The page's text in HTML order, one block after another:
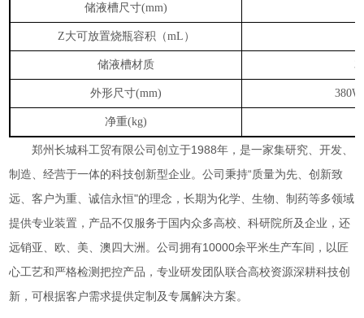
储液槽尺寸(mm)
Z大可放置烧瓶容积（mL ）
储液槽材质
外形尺寸(mm)
净重(kg)
郑州长城科工贸有限公司创立于1988年，是一家集研究、开发、
制造、经营于一体的科技创新型企业。公司秉持“质量为先、创新致
远、客户为重、诚信永恒"的理念，长期为化学、生物、制药等多领域
提供专业装置，产品不仅服务于国内众多高校、科研院所及企业，还
远销亚、欧、美、澳四大洲。公司拥有10000余平米生产车间，以匠
心工艺和严格检测把控产品，专业研发团队联合高校资源深耕科技创
新，可根据客户需求提供定制及专属解决方案。